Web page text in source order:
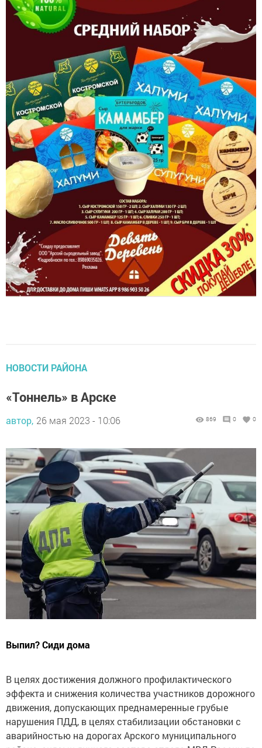
НОВОСТИ РАЙОНА
«Тоннель» в Арске
эффекта и снижения количества участников дорожного
движения, допускающих преднамеренные грубые
нарушения ПДД, в целях стабилизации обстановки с
аварийностью на дорогах Арского муниципального
района, силами личного состава отдела МВД России по